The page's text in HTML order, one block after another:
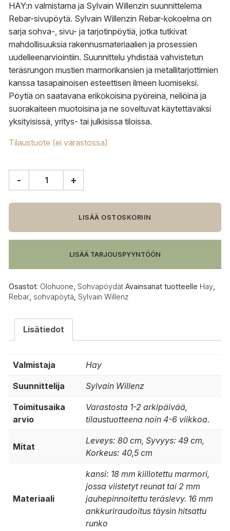
HAY:n valmistama ja Sylvain Willenzin suunnittelema
Rebar-sivupöytä. Sylvain Willenzin Rebar-kokoelma on
sarja sohva-, sivu- ja tarjotinpöytiä, jotka tutkivat
mahdollisuuksia rakennusmateriaalien ja prosessien
uudelleenarviointiin. Suunnittelu yhdistää vahvistetun
teräsrungon mustien marmorikansien ja metallitarjottimien
kanssa tasapainoisen esteettisen ilmeen luomiseksi.
Pöytiä on saatavana erikokoisina pyöreinä, neliöinä ja
suorakaiteen muotoisina ja ne soveltuvat käytettäväksi
yksityisissä, yritys- tai julkisissa tiloissa.
Tilaustuote (ei varastossa)
sohvapöytä,
määrä
- +
LISÄÄ OSTOSKORIIN
LISÄÄ TARJOUSPYYNTÖÖN
Osastot: Olohuone Sohvapöydät Avainsanat tuotteelle Hay
Rebar sohvapöytä Sylvain Willenz
Lisätiedot
Valmistaja Hay
Suunnittelija Sylvain Willenz
Toimitusaika
arvio
Varastosta 1-2 arkipäivää,
tilaustuotteena noin 4-6 viikkoa.
Mitat
Leveys: 80 cm, Syvyys: 49 cm,
Korkeus: 40,5 cm
Materiaali
kansi: 18 mm kiillotettu marmori,
jossa viistetyt reunat tai 2 mm
jauhepinnoitettu teräslevy. 16 mm
ankkuriraudoitus täysin hitsattu
runko